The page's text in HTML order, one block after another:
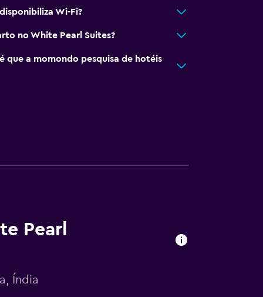
Wi-Fi?
no White Pearl Suites?
que a momondo pesquisa de hotéis
Pearl
Índia